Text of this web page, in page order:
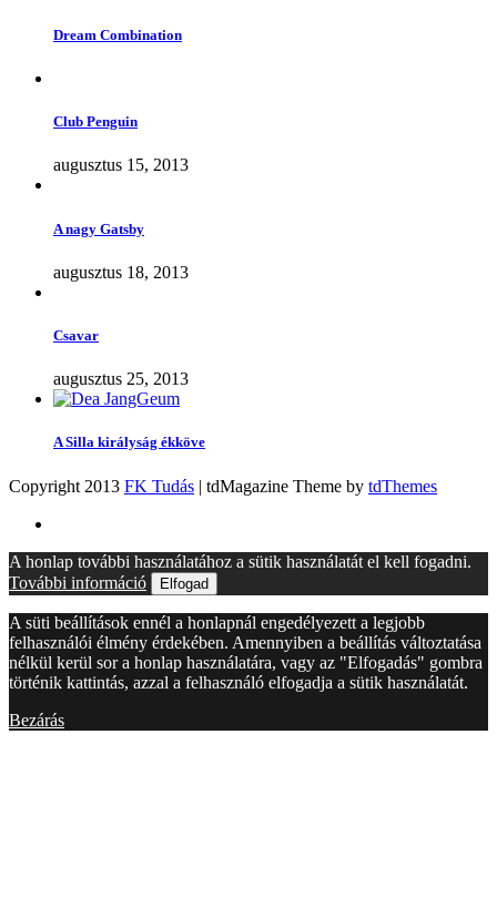
Dream Combination
Club Penguin
augusztus 15, 2013
A nagy Gatsby
augusztus 18, 2013
Csavar
augusztus 25, 2013
A Silla királyság ékköve
Copyright 2013 FK Tudás | tdMagazine Theme by tdThemes
A honlap további használatához a sütik használatát el kell fogadni.
További információ
Elfogad
A süti beállítások ennél a honlapnál engedélyezett a legjobb
felhasználói élmény érdekében. Amennyiben a beállítás változtatása
nélkül kerül sor a honlap használatára, vagy az "Elfogadás" gombra
történik kattintás, azzal a felhasználó elfogadja a sütik használatát.
Bezárás